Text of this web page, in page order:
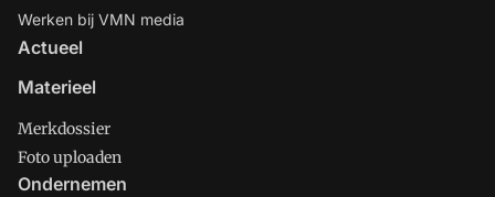
Werken bij VMN media
Actueel
Materieel
Merkdossier
Foto uploaden
Ondernemen